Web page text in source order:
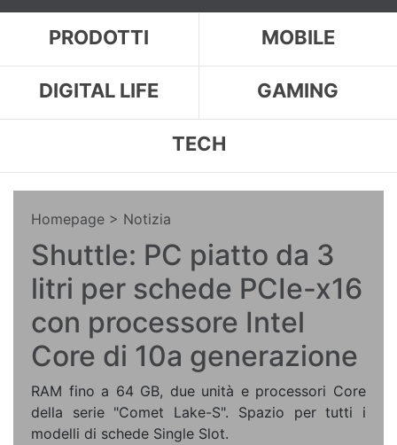
PRODOTTI MOBILE
DIGITAL LIFE GAMING
TECH
Homepage > Notizia
Shuttle: PC piatto da 3
litri per schede PCIe-x16
con processore Intel
Core di 10a generazione
RAM fino a 64 GB, due unità e processori Core
della serie "Comet Lake-S". Spazio per tutti i
modelli di schede Single Slot.